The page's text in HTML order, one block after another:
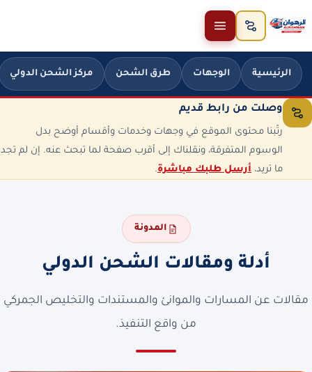
تخطَّ إلى المحتوى
الرئيسية الوجهات طرق الشحن مركز الشحن الدولي
وصلت من رابط قديم
رتّبنا محتوى الموقع في وجهات وخدمات وأقسام أوضح بدل
الوسوم المتفرقة، ونقلناك إلى أقرب صفحة لما تبحث عنه. إن لم تجد
ما تريد، أرسل طلبك مباشرة.
المدونة
أدلة ومقالات الشحن الدولي
مقالات عن المسارات والموانئ والمستندات والتخليص الجمركي
من واقع التنفيذ.